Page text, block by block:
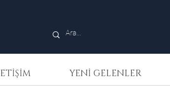
YENİ GELENLER